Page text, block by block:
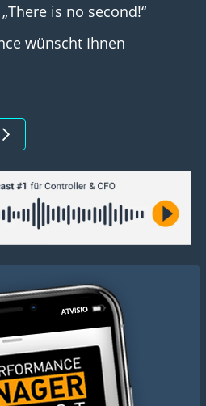
is no second!“
wünscht Ihnen